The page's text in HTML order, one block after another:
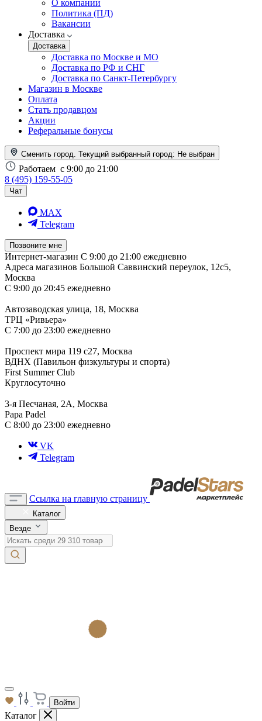
О компании
Политика (ПД)
Вакансии
Доставка
Доставка
Доставка по Москве и МО
Доставка по РФ и СНГ
Доставка по Санкт-Петербургу
Магазин в Москве
Оплата
Стать продавцом
Акции
Реферальные бонусы
Сменить город. Текущий выбранный город: Не выбран
Работаем с 9:00 до 21:00
8 (495) 159-55-05
Чат
MAX
Telegram
Позвоните мне
Интернет-магазин С 9:00 до 21:00 ежедневно
Адреса магазинов Большой Саввинский переулок, 12с5,
Москва
С 9:00 до 20:45 ежедневно
Автозаводская улица, 18, Москва
ТРЦ «Ривьера»
С 7:00 до 23:00 ежедневно
Проспект мира 119 с27, Москва
ВДНХ (Павильон физкультуры и спорта)
First Summer Club
Круглосуточно
3-я Песчаная, 2А, Москва
Papa Padel
С 8:00 до 23:00 ежедневно
VK
Telegram
Ссылка на главную страницу
Каталог
Везде
Войти
Каталог